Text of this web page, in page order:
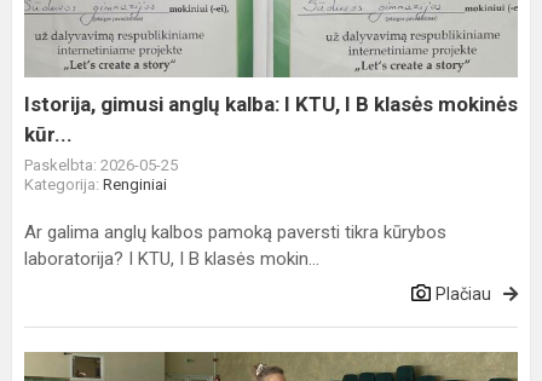
I
KTU,
B
klasės
mokinės
kūr...
Istorija, gimusi anglų kalba: I KTU, I B klasės mokinės
kūr...
Paskelbta: 2026-05-25
Kategorija: Renginiai
Ar galima anglų kalbos pamoką paversti tikra kūrybos
laboratorija? I KTU, I B klasės mokin...
Plačiau
Marijampolės